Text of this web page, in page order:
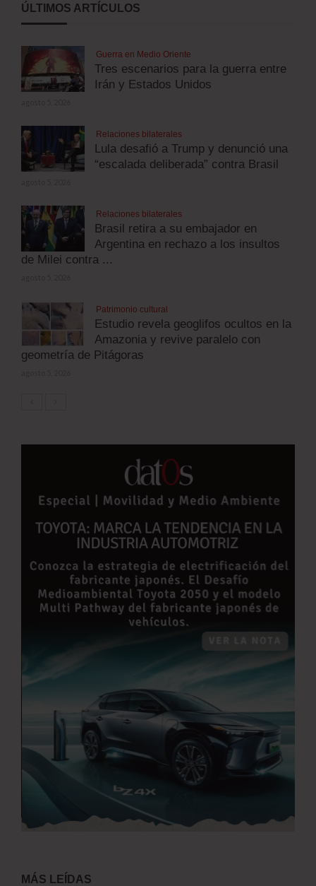
ÚLTIMOS ARTÍCULOS
Guerra en Medio Oriente
Tres escenarios para la guerra entre
Irán y Estados Unidos
Relaciones bilaterales
Lula desafió a Trump y denunció una
“escalada deliberada” contra Brasil
Relaciones bilaterales
Brasil retira a su embajador en
Argentina en rechazo a los insultos
de Milei contra ...
Patrimonio cultural
Estudio revela geoglifos ocultos en la
Amazonia y revive paralelo con
geometría de Pitágoras
MÁS LEÍDAS